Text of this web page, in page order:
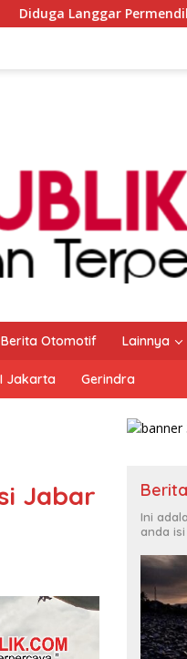
Nomor 7 Tahun
Berita Otomotif Lainnya
Jakarta Gerindra
Jabar
Ini
anda